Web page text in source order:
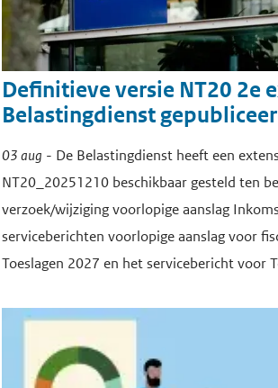
Definitieve versie NT20 2e
Belastingdienst
03 aug - De Belastingdienst heeft een
NT20_20251210 beschikbaar gesteld ten
verzoek/wijziging voorlopige aanslag
serviceberichten voorlopige aanslag voor
Toeslagen 2027 en het servicebericht voor